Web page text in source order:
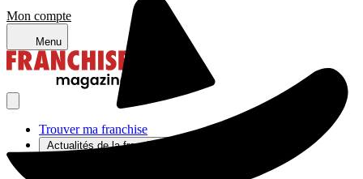
Mon compte
Menu
Trouver ma franchise
Actualités de la franchise